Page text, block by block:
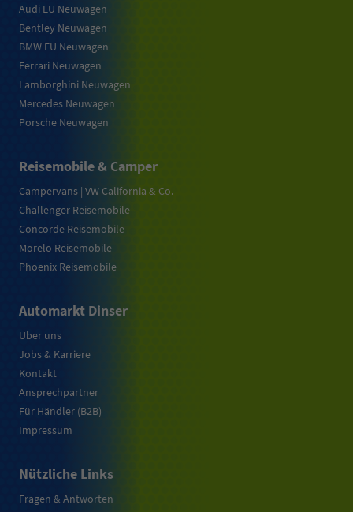
Audi EU Neuwagen
Bentley Neuwagen
BMW EU Neuwagen
Ferrari Neuwagen
Lamborghini Neuwagen
Mercedes Neuwagen
Porsche Neuwagen
Reisemobile & Camper
Campervans | VW California & Co.
Challenger Reisemobile
Concorde Reisemobile
Morelo Reisemobile
Phoenix Reisemobile
Automarkt Dinser
Über uns
Jobs & Karriere
Kontakt
Ansprechpartner
Für Händler (B2B)
Impressum
Nützliche Links
Fragen & Antworten